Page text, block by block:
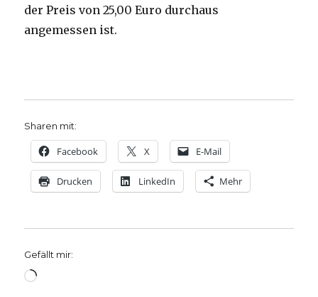
der Preis von 25,00 Euro durchaus
angemessen ist.
Sharen mit:
Facebook X E-Mail
Drucken LinkedIn Mehr
Gefällt mir:
Wird